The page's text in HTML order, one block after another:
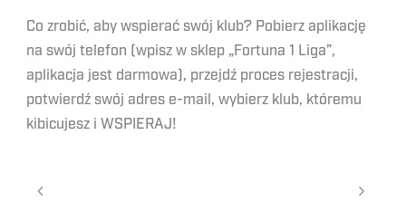
Co zrobić, aby wspierać swój klub? Pobierz aplikację
na swój telefon (wpisz w sklep „Fortuna 1 Liga”,
aplikacja jest darmowa), przejdź proces rejestracji,
potwierdź swój adres e-mail, wybierz klub, któremu
kibicujesz i WSPIERAJ!